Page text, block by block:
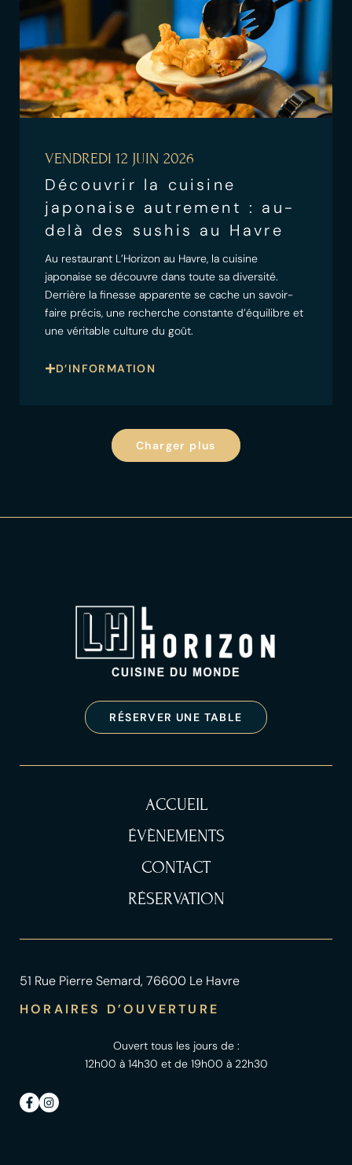
VENDREDI 12 JUIN 2026
Découvrir la cuisine
japonaise autrement : au-
delà des sushis au Havre
Au restaurant L’Horizon au Havre, la cuisine
japonaise se découvre dans toute sa diversité.
Derrière la finesse apparente se cache un savoir-
faire précis, une recherche constante d’équilibre et
une véritable culture du goût.
D’INFORMATION
Charger plus
RÉSERVER UNE TABLE
ACCUEIL
ÉVÈNEMENTS
CONTACT
RÉSERVATION
51 Rue Pierre Semard, 76600 Le Havre
HORAIRES D’OUVERTURE
Ouvert tous les jours de :
12h00 à 14h30 et de 19h00 à 22h30